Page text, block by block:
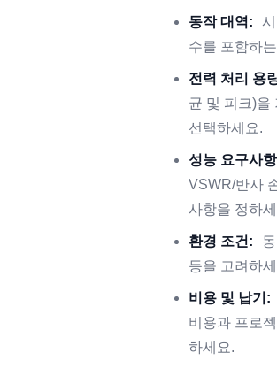
동작 대역:
수를 포함하
전력 처리 용
균 및 피크)을
선택하세요.
성능 요구사
VSWR/반사
사항을 정하
환경 조건:
등을 고려하
비용 및 납기:
비용과 프로
하세요.